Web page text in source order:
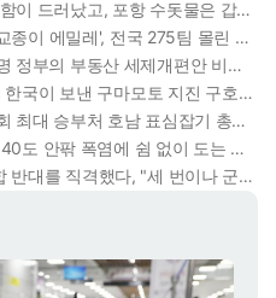
다뉴브강에 제2차 세계대전 군함이 드러났고, 포항 수돗물은 갑자기 짜졌다 : 폭염·가뭄이 만든 낯선 풍경
[허프 트렌드] '방탑고려단' '학교종이 에밀레', 전국 275팀 몰린 2026년 국립중앙박물관 분장대회 : 숨은 실력자들 나온다
조국 조국혁신당 전 대표 이재명 정부의 부동산 세제개편안 비판했다 : '공공주택 대전환' 촉구
"한국산 물은 변기 물로 써라" : 한국이 보낸 구마모토 지진 구호품에 한 일본인이 보인 반응
민주당 정청래·김민석, 전당대회 최대 승부처 호남 표심잡기 총력 : 격차 10%p 안이냐, 밖이냐
"실외기 과열, 문 닫지 마세요" 40도 안팎 폭염에 쉼 없이 도는 에어컨 : 화재 위험 경고등!
이재명 대통령이 사관학교 통합 반대를 직격했다, "세 번이나 군사 쿠데타 했는데 압도적 지위"